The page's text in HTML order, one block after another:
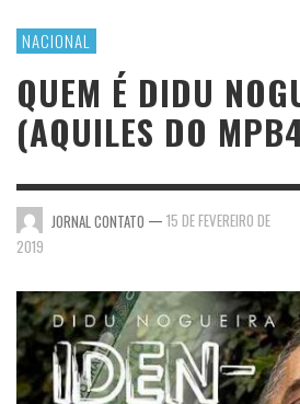
NACIONAL
QUEM É DIDU
(AQUILES DO
JORNAL CONTATO — 15 DE FEVEREIRO DE
2019